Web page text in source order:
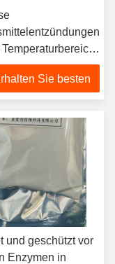
und
000 U/g
Sie besten
und geschützt vor
Enzymen in